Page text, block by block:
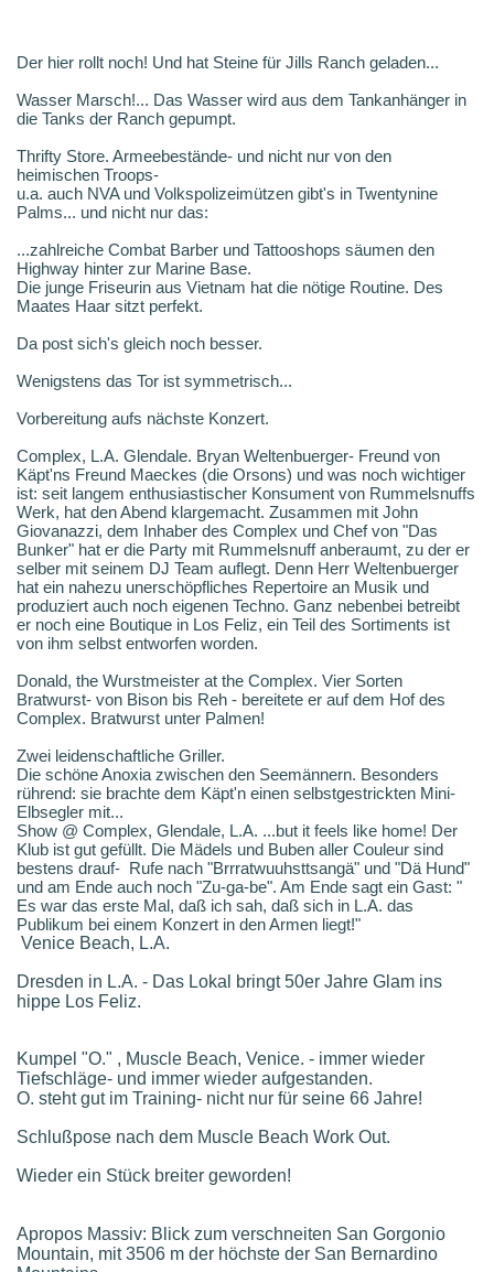
Der hier rollt noch! Und hat Steine für Jills Ranch geladen...
Wasser Marsch!... Das Wasser wird aus dem Tankanhänger in
die Tanks der Ranch gepumpt.
Thrifty Store. Armeebestände- und nicht nur von den
heimischen Troops-
u.a. auch NVA und Volkspolizeimützen gibt's in Twentynine
Palms... und nicht nur das:
...zahlreiche Combat Barber und Tattooshops säumen den
Highway hinter zur Marine Base.
Die junge Friseurin aus Vietnam hat die nötige Routine. Des
Maates Haar sitzt perfekt.
Da post sich's gleich noch besser.
Wenigstens das Tor ist symmetrisch...
Vorbereitung aufs nächste Konzert.
Complex, L.A. Glendale. Bryan Weltenbuerger- Freund von
Käpt'ns Freund Maeckes (die Orsons) und was noch wichtiger
ist: seit langem enthusiastischer Konsument von Rummelsnuffs
Werk, hat den Abend klargemacht. Zusammen mit John
Giovanazzi, dem Inhaber des Complex und Chef von "Das
Bunker" hat er die Party mit Rummelsnuff anberaumt, zu der er
selber mit seinem DJ Team auflegt. Denn Herr Weltenbuerger
hat ein nahezu unerschöpfliches Repertoire an Musik und
produziert auch noch eigenen Techno. Ganz nebenbei betreibt
er noch eine Boutique in Los Feliz, ein Teil des Sortiments ist
von ihm selbst entworfen worden.
Donald, the Wurstmeister at the Complex. Vier Sorten
Bratwurst- von Bison bis Reh - bereitete er auf dem Hof des
Complex. Bratwurst unter Palmen!
Zwei leidenschaftliche Griller.
Die schöne Anoxia zwischen den Seemännern. Besonders
rührend: sie brachte dem Käpt'n einen selbstgestrickten Mini-
Elbsegler mit...
Show @ Complex, Glendale, L.A. ...but it feels like home! Der
Klub ist gut gefüllt. Die Mädels und Buben aller Couleur sind
bestens drauf- Rufe nach "Brrratwuuhsttsangä" und "Dä Hund"
und am Ende auch noch "Zu-ga-be". Am Ende sagt ein Gast: "
Es war das erste Mal, daß ich sah, daß sich in L.A. das
Publikum bei einem Konzert in den Armen liegt!"
Venice Beach, L.A.
Dresden in L.A. - Das Lokal bringt 50er Jahre Glam ins
hippe Los Feliz.
Kumpel "O." , Muscle Beach, Venice. - immer wieder
Tiefschläge- und immer wieder aufgestanden.
O. steht gut im Training- nicht nur für seine 66 Jahre!
Schlußpose nach dem Muscle Beach Work Out.
Wieder ein Stück breiter geworden!
Apropos Massiv: Blick zum verschneiten San Gorgonio
Mountain, mit 3506 m der höchste der San Bernardino